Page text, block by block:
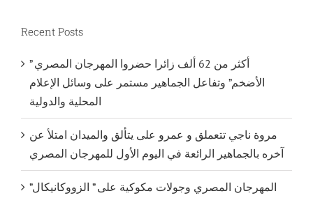
Recent Posts
أكثر من 62 ألف زائرا حضروا المهرجان المصري ”
الأضخم” وتفاعل الجماهير مستمر على وسائل الإعلام
المحلية والدولية
مروة ناجي تتعملق و عمرو على يتألق والميدان امتلأ عن
آخره بالجماهير الرائعة في اليوم الأول للمهرجان المصري
المهرجان المصري وجولات مكوكية على ” الزووكانيكال”